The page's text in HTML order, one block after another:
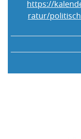
https://
ratur/